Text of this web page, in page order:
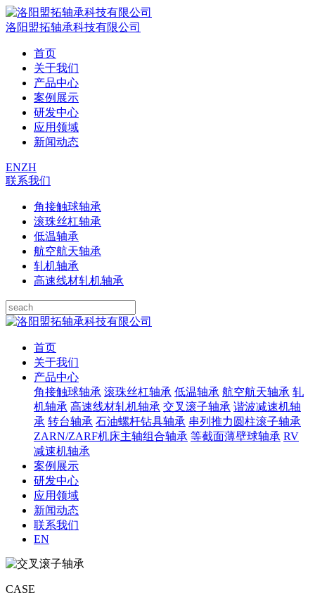
洛阳盟拓轴承科技有限公司
首页
关于我们
产品中心
案例展示
研发中心
应用领域
新闻动态
ENZH
联系我们
角接触球轴承
滚珠丝杠轴承
低温轴承
航空航天轴承
轧机轴承
高速线材轧机轴承
首页
关于我们
产品中心
角接触球轴承 滚珠丝杠轴承 低温轴承 航空航天轴承 轧
机轴承 高速线材轧机轴承 交叉滚子轴承 谐波减速机轴
承 转台轴承 石油螺杆钻具轴承 串列推力圆柱滚子轴承
ZARN/ZARF机床主轴组合轴承 等截面薄壁球轴承 RV
减速机轴承
案例展示
研发中心
应用领域
新闻动态
联系我们
EN
CASE